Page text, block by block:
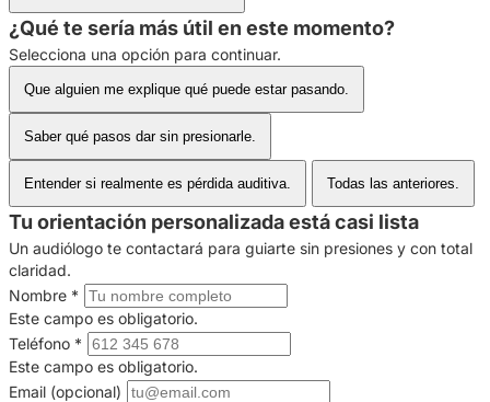
¿Qué te sería más útil en este momento?
Selecciona una opción para continuar.
Que alguien me explique qué puede estar pasando.
Saber qué pasos dar sin presionarle.
Entender si realmente es pérdida auditiva. Todas las anteriores.
Tu orientación personalizada está casi lista
Un audiólogo te contactará para guiarte sin presiones y con total
claridad.
Nombre *
Este campo es obligatorio.
Teléfono *
Este campo es obligatorio.
Email (opcional)